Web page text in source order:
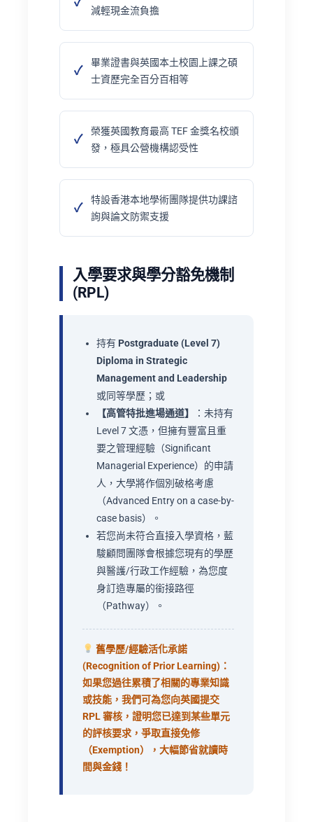
減輕現金流負擔
畢業證書與英國本土校園上課之碩
士資歷完全百分百相等
榮獲英國教育最高 TEF 金獎名校頒
發，極具公營機構認受性
特設香港本地學術團隊提供功課諮
詢與論文防禦支援
入學要求與學分豁免機制
(RPL)
持有 Postgraduate (Level 7)
Diploma in Strategic
Management and Leadership
或同等學歷；或
【高管特批進場通道】
：未持有
Level 7 文憑，但擁有豐富且重
要之管理經驗（Significant
Managerial Experience）的申請
人，大學將作個別破格考慮
（Advanced Entry on a case-by-
case basis）。
若您尚未符合直接入學資格，藍
駿顧問團隊會根據您現有的學歷
與醫護/行政工作經驗，為您度
身訂造專屬的銜接路徑
（Pathway）。
舊學歷/經驗活化承諾
(Recognition of Prior Learning)：
如果您過往累積了相關的專業知識
或技能，我們可為您向英國提交
RPL 審核，證明您已達到某些單元
的評核要求，爭取直接免修
（Exemption），大幅節省就讀時
間與金錢！